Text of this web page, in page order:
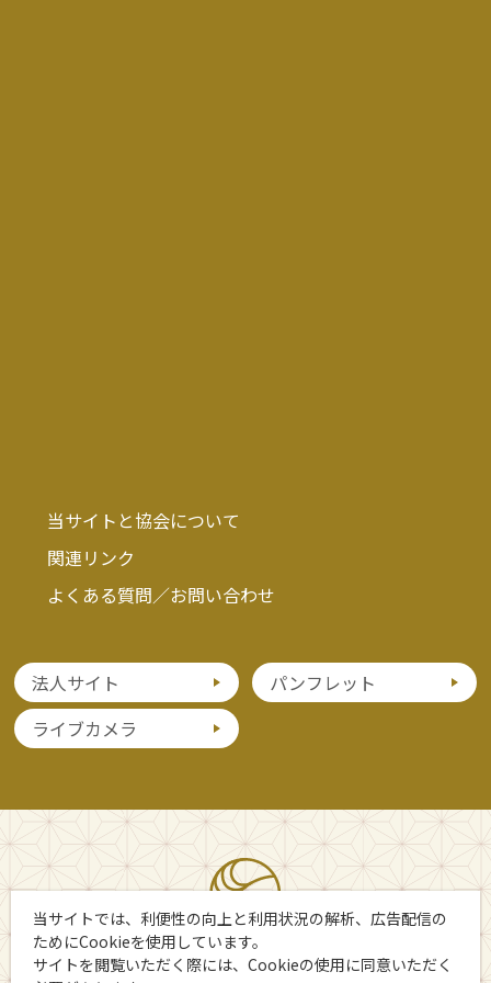
当サイトと協会について
関連リンク
よくある質問／お問い合わせ
法人サイト
パンフレット
ライブカメラ
当サイトでは、利便性の向上と利用状況の解析、広告配信の
ためにCookieを使用しています。
サイトを閲覧いただく際には、Cookieの使用に同意いただく